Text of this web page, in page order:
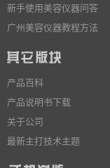
新手使用美容仪器问答
广州美容仪器教程方法
产品百科
产品说明书下载
关于公司
最新主打技术主题